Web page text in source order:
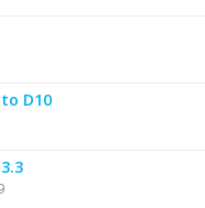
D10